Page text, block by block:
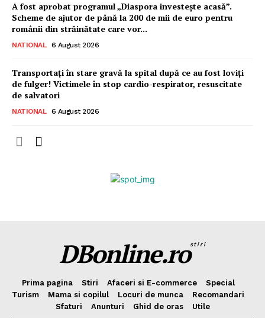
2 de 2
A fost aprobat programul „Diaspora investește acasă”.
Scheme de ajutor de până la 200 de mii de euro pentru
românii din străinătate care vor...
NATIONAL 6 August 2026
Transportați în stare gravă la spital după ce au fost loviți
de fulger! Victimele în stop cardio-respirator, resuscitate
de salvatori
NATIONAL 6 August 2026
DBonline.rostiri
Prima pagina Stiri Afaceri si E-commerce
Special
Turism
Mama si copilul Locuri de munca
Recomandari
Sfaturi
Anunturi Ghid de oras Utile